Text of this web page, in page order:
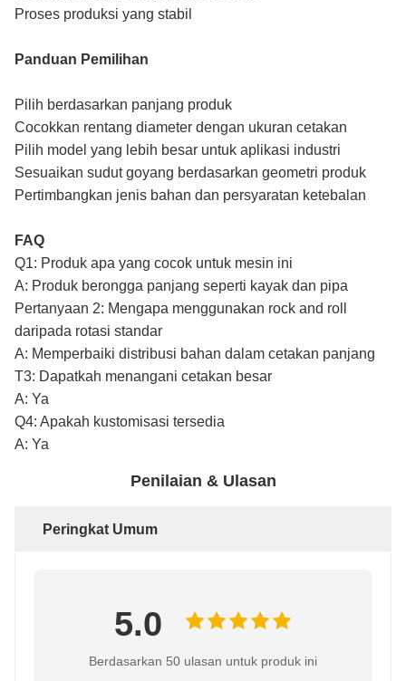
Proses produksi yang stabil
Panduan Pemilihan
Pilih berdasarkan panjang produk
Cocokkan rentang diameter dengan ukuran cetakan
Pilih model yang lebih besar untuk aplikasi industri
Sesuaikan sudut goyang berdasarkan geometri produk
Pertimbangkan jenis bahan dan persyaratan ketebalan
FAQ
Q1: Produk apa yang cocok untuk mesin ini
A: Produk berongga panjang seperti kayak dan pipa
Pertanyaan 2: Mengapa menggunakan rock and roll
daripada rotasi standar
A: Memperbaiki distribusi bahan dalam cetakan panjang
T3: Dapatkah menangani cetakan besar
A: Ya
Q4: Apakah kustomisasi tersedia
A: Ya
Penilaian & Ulasan
Peringkat Umum
5.0
Berdasarkan 50 ulasan untuk produk ini